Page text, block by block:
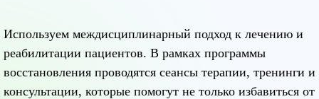
Используем междисциплинарный подход к лечению и
реабилитации пациентов. В рамках программы
восстановления проводятся сеансы терапии, тренинги и
консультации, которые помогут не только избавиться от